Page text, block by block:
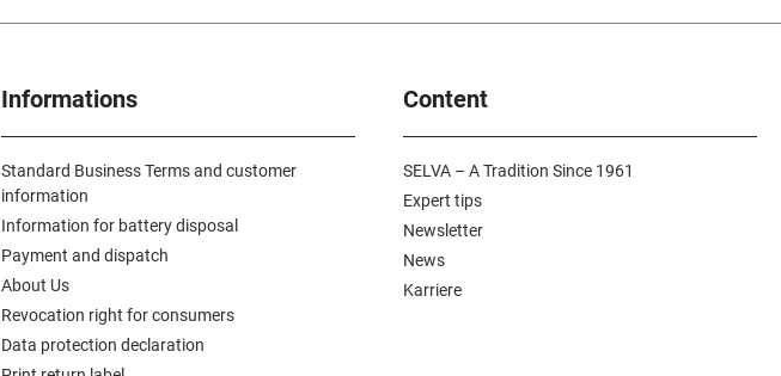
Informations
Standard Business Terms and customer
information
Information for battery disposal
Payment and dispatch
About Us
Revocation right for consumers
Data protection declaration
Content
SELVA – A Tradition Since 1961
Expert tips
Newsletter
News
Karriere